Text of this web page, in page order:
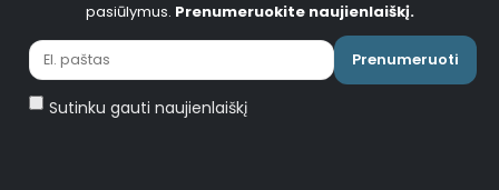
pasiūlymus. Prenumeruokite naujienlaiškį.
Prenumeruoti
Sutinku gauti naujienlaiškį